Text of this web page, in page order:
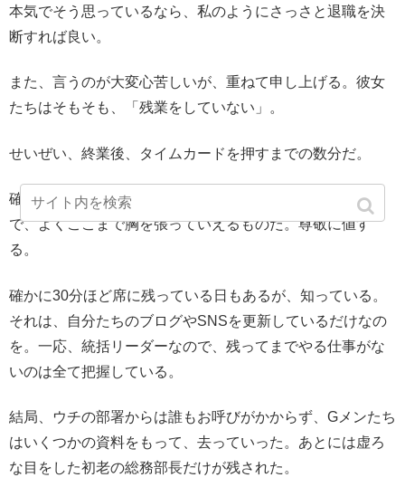
本気でそう思っているなら、私のようにさっさと退職を決
断すれば良い。
また、言うのが大変心苦しいが、重ねて申し上げる。彼女
たちはそもそも、「残業をしていない」。
せいぜい、終業後、タイムカードを押すまでの数分だ。
確かに法律上は１分でも残業だが・・・。毎日数分の残業
で、よくここまで胸を張っていえるものだ。尊敬に値す
る。
確かに30分ほど席に残っている日もあるが、知っている。
それは、自分たちのブログやSNSを更新しているだけなの
を。一応、統括リーダーなので、残ってまでやる仕事がな
いのは全て把握している。
結局、ウチの部署からは誰もお呼びがかからず、Gメンたち
はいくつかの資料をもって、去っていった。あとには虚ろ
な目をした初老の総務部長だけが残された。